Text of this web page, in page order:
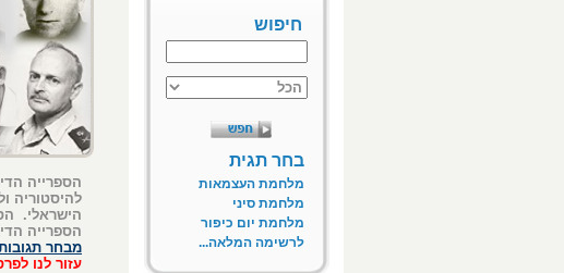
חיפוש
בחר תגית
מלחמת העצמאות
מלחמת סיני
מלחמת יום כיפור
לרשימה המלאה...
הספרייה
להיסטוריה
הישראלי.
הספרייה
מבחר
עזור לנו